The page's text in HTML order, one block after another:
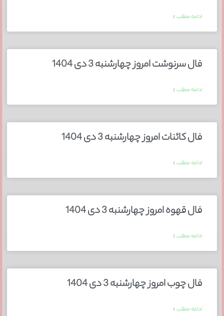
ادامه مطلب »
فال سرنوشت امروز چهارشنبه 3 دی 1404
ادامه مطلب »
فال کائنات امروز چهارشنبه 3 دی 1404
ادامه مطلب »
فال قهوه امروز چهارشنبه 3 دی 1404
ادامه مطلب »
فال چوب امروز چهارشنبه 3 دی 1404
ادامه مطلب »